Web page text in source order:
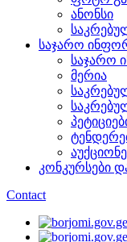
ანონსი
საჯარო
საჯარო
მერია
კონკურსები
Contact